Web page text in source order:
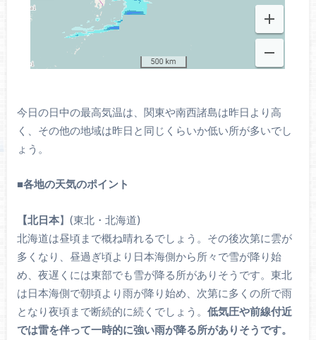
今日の日中の最高気温は、関東や南西諸島は昨日より高
く、その他の地域は昨日と同じくらいか低い所が多いでし
ょう。
■各地の天気のポイント
【北日本】(東北・北海道)
北海道は昼頃まで概ね晴れるでしょう。その後次第に雲が
多くなり、昼過ぎ頃より日本海側から所々で雪が降り始
め、夜遅くには東部でも雪が降る所がありそうです。東北
は日本海側で朝頃より雨が降り始め、次第に多くの所で雨
となり夜頃まで断続的に続くでしょう。 低気圧や前線付近
では雷を伴って一時的に強い雨が降る所がありそうです。